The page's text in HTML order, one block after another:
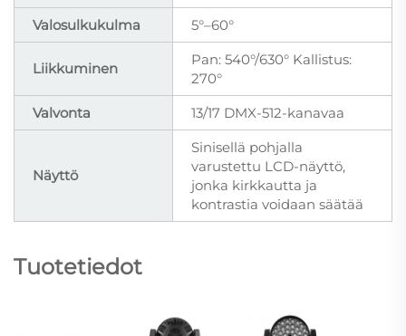
Valosulkukulma
5°–60°
Liikkuminen
Pan: 540°/630° Kallistus:
270°
Valvonta
13/17 DMX-512-kanavaa
Näyttö
Sinisellä pohjalla
varustettu LCD-näyttö,
jonka kirkkautta ja
kontrastia voidaan säätää
Tuotetiedot